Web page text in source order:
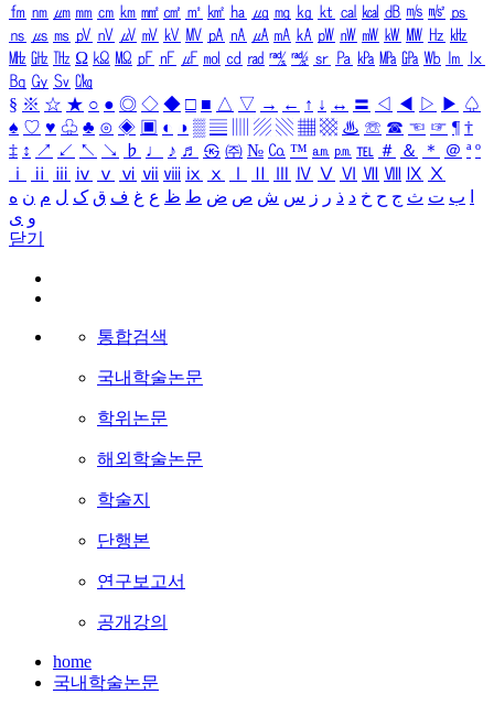
㎙ ㎚ ㎛ ㎜ ㎝ ㎞ ㎟ ㎠ ㎡ ㎢ ㏊ ㎍ ㎎ ㎏ ㏏ ㎈ ㎉ ㏈ ㎧ ㎨ ㎰
㎱ ㎲ ㎳ ㎴ ㎵ ㎶ ㎷ ㎸ ㎹ ㎀ ㎁ ㎂ ㎃ ㎄ ㎺ ㎻ ㎽ ㎾ ㎿ ㎐ ㎑
㎒ ㎓ ㎔ Ω ㏀ ㏁ ㎊ ㎋ ㎌ ㏖ ㏅ ㎭ ㎮ ㎯ ㏛ ㎩ ㎪ ㎫ ㎬ ㏝ ㏐
㏓
㏃ ㏉ ㏜ ㏆
§ ※ ☆ ★ ○ ● ◎ ◇ ◆ □ ■ △ ▽ → ← ↑ ↓ ↔ 〓 ◁ ◀ ▷ ▶ ♤
♠ ♡ ♥ ♧ ♣ ⊙ ◈ ▣ ◐ ◑ ▒ ▤ ▨ ▧ ▦ ▩ ♨ ☏ ☎ ☜ ☞ ¶ †
‡ ↕ ↗ ↙ ↖ ↘ ♭ ♩ ♪ ♬ ㉿ ㈜ № ㏇ ™ ㏂ ㏘ ℡ ＃ ＆ ＊ ＠ ª º
ⅰ
ⅱ ⅲ ⅳ ⅴ ⅵ ⅶ ⅷ ⅸ ⅹ Ⅳ Ⅴ Ⅵ Ⅶ Ⅷ Ⅸ Ⅹ
ب ت ث ج ح خ د ذ ر ز س ش ص ض ط ظ ع غ ف ق ک ل م ن ه
و ی
닫기
통합검색
국내학술논문
학위논문
해외학술논문
학술지
단행본
연구보고서
공개강의
home
국내학술논문